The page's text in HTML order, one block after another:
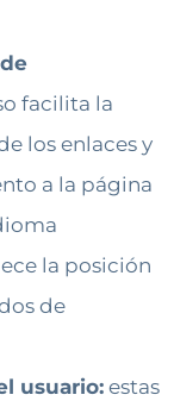
facilita la
los enlaces y
a la página
la posición
de
usuario: estas